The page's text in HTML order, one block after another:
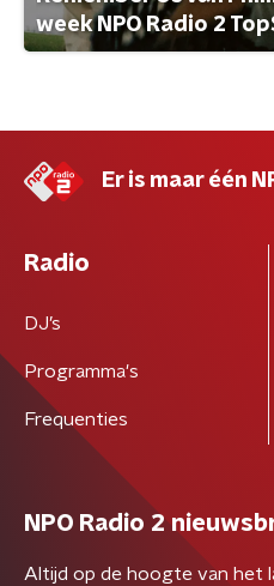
week NPO Radio 2
Er is maar één
Radio
DJ’s
Programma's
Frequenties
NPO Radio 2
Altijd op de hoogte van het